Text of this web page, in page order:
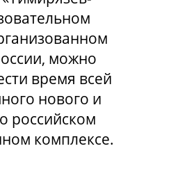
можно
время всей
нового и
российском
комплексе.